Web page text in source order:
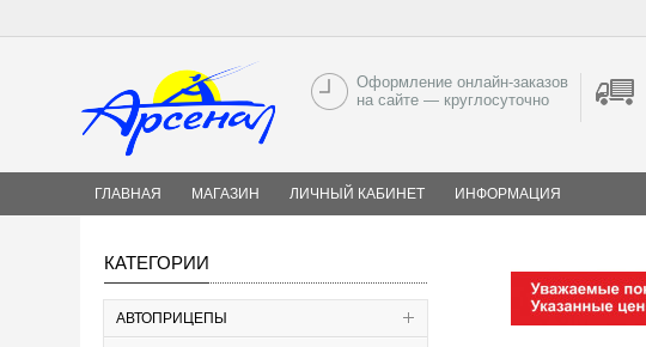
Оформление онлайн-заказов
на сайте — круглосуточно
ГЛАВНАЯ МАГАЗИН ЛИЧНЫЙ КАБИНЕТ ИНФОРМАЦИЯ
КАТЕГОРИИ
АВТОПРИЦЕПЫ